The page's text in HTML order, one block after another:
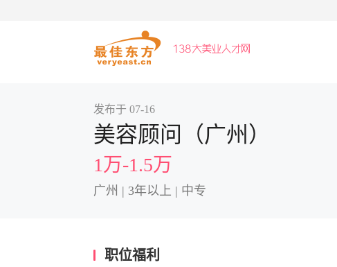
发布于 07-16
美容顾问（广州）
1万-1.5万
广州 | 3年以上 | 中专
职位福利